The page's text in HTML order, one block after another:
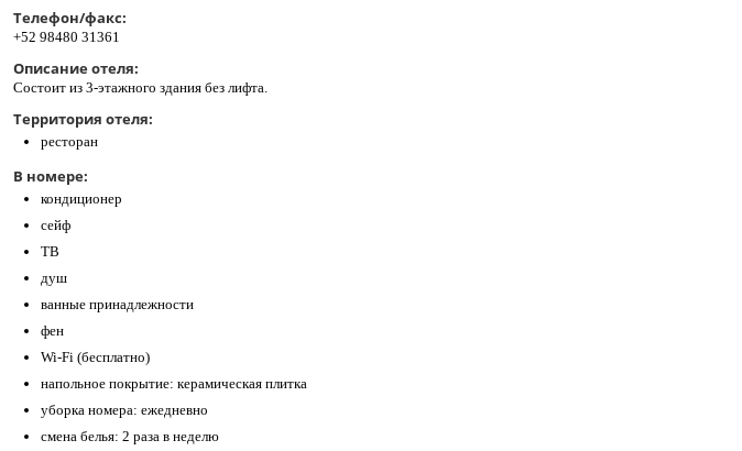
Телефон/факс:
+52 98480 31361
Описание отеля:
Состоит из 3-этажного здания без лифта.
Территория отеля:
ресторан
В номере:
кондиционер
сейф
ТВ
душ
ванные принадлежности
фен
Wi-Fi (бесплатно)
напольное покрытие: керамическая плитка
уборка номера: ежедневно
смена белья: 2 раза в неделю